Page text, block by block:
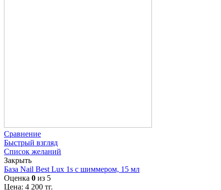
Сравнение
Быстрый взгляд
Список желаний
Закрыть
База Nail Best Lux 1s с шиммером, 15 мл
Оценка 0 из 5
Цена: 4 200 тг.